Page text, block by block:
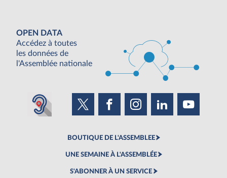
OPEN DATA
Accédez à toutes
les données de
l'Assemblée nationale
BOUTIQUE DE L'ASSEMBLEE
UNE SEMAINE À L'ASSEMBLÉE
S'ABONNER À UN SERVICE